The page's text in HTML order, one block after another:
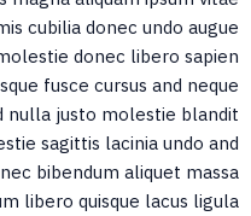
cubilia donec undo
molestie donec libero
fusce cursus and
nulla justo molestie
sagittis lacinia undo
bibendum aliquet
libero quisque lacus